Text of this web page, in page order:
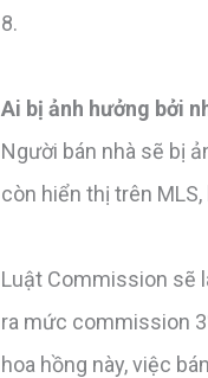
8.
Ai bị ảnh hưởng bởi
Người bán nhà sẽ bị
còn hiển thị trên
Luật Commission sẽ
ra mức commission
hoa hồng này, việc